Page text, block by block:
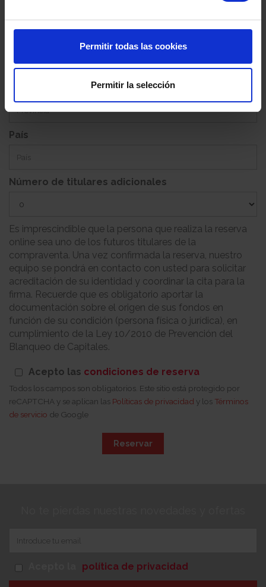
Permitir todas las cookies
Permitir la selección
País
Número de titulares adicionales
Es imprescindible que la persona que realiza la reserva
online sea uno de los futuros titulares de la
compraventa. Una vez confirmada la reserva, nuestro
equipo se pondrá en contacto con usted para solicitar
acreditación de su identidad y coordinar la cita para la
firma. Recuerde que es obligatorio aportar la
documentación sobre el origen de sus fondos en
función de su condición (persona física o jurídica), en
cumplimiento de la Ley 10/2010 de Prevención del
Blanqueo de Capitales.
Acepto las condiciones de reserva
Todos los campos son obligatorios. Este sitio está protegido por
reCAPTCHA y se aplican las Políticas de privacidad y los Términos
de servicio de Google
Reservar
política de privacidad